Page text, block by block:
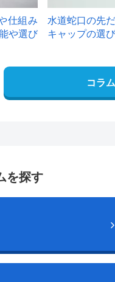
仕組み
や選び
水道蛇口の先
キャップの選
コラ
を探す